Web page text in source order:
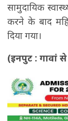
सामुदायिक
करने के बाद
दिया गया।
(इनपुट : गावां